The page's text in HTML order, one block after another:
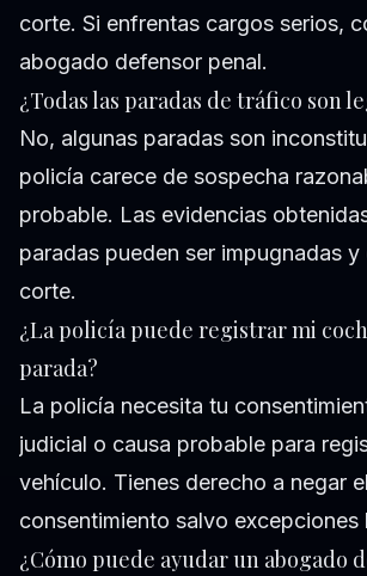
corte. Si enfrentas cargos serios,
abogado defensor penal.
¿Todas las paradas de tráfico son
No, algunas paradas son
policía carece de sospecha
probable. Las evidencias
paradas pueden ser impugnadas y
corte.
¿La policía puede registrar mi
parada?
La policía necesita tu
judicial o causa probable para
vehículo. Tienes derecho a negar el
consentimiento salvo excepciones
¿Cómo puede ayudar un abogado